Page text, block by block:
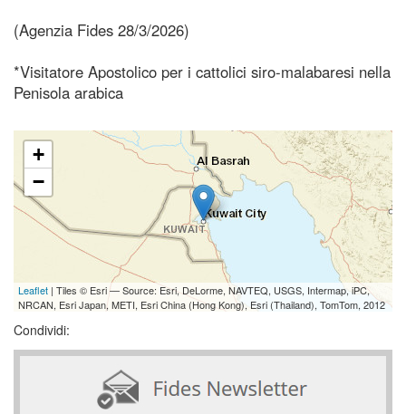
(Agenzia Fides 28/3/2026)
*Visitatore Apostolico per i cattolici siro-malabaresi nella
Penisola arabica
+
−
Leaflet | Tiles © Esri — Source: Esri, DeLorme, NAVTEQ, USGS, Intermap, iPC,
NRCAN, Esri Japan, METI, Esri China (Hong Kong), Esri (Thailand), TomTom, 2012
Condividi: